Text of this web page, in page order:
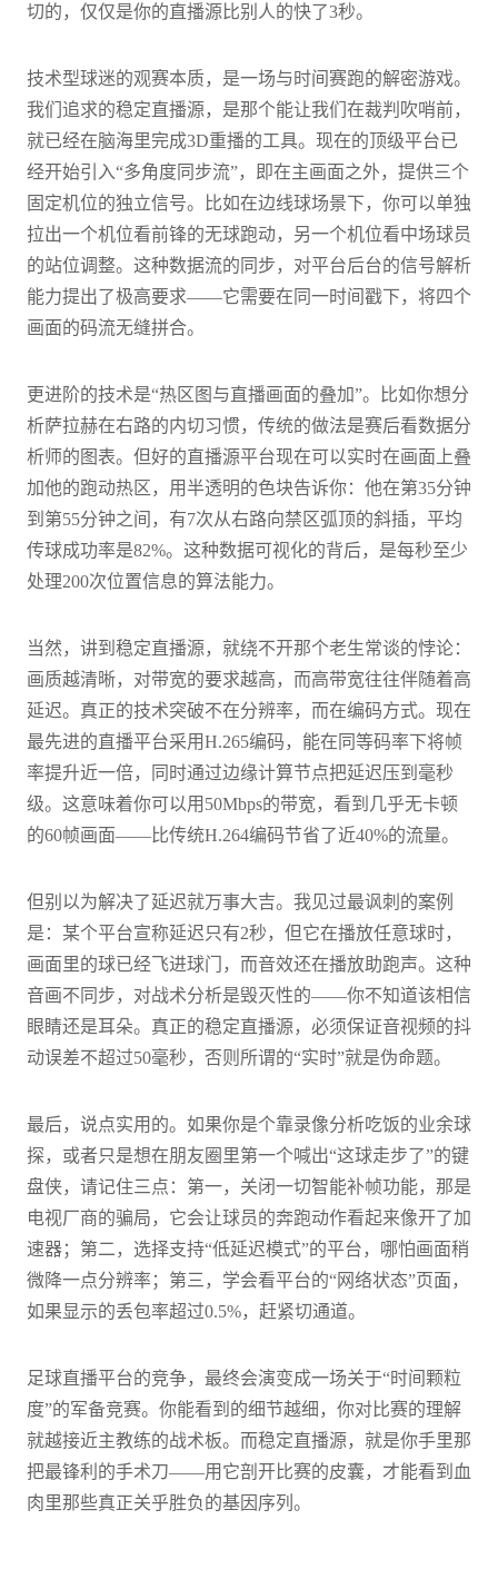
切的，仅仅是你的直播源比别人的快了3秒。
技术型球迷的观赛本质，是一场与时间赛跑的解密游戏。
我们追求的稳定直播源，是那个能让我们在裁判吹哨前，
就已经在脑海里完成3D重播的工具。现在的顶级平台已
经开始引入“多角度同步流”，即在主画面之外，提供三个
固定机位的独立信号。比如在边线球场景下，你可以单独
拉出一个机位看前锋的无球跑动，另一个机位看中场球员
的站位调整。这种数据流的同步，对平台后台的信号解析
能力提出了极高要求——它需要在同一时间戳下，将四个
画面的码流无缝拼合。
更进阶的技术是“热区图与直播画面的叠加”。比如你想分
析萨拉赫在右路的内切习惯，传统的做法是赛后看数据分
析师的图表。但好的直播源平台现在可以实时在画面上叠
加他的跑动热区，用半透明的色块告诉你：他在第35分钟
到第55分钟之间，有7次从右路向禁区弧顶的斜插，平均
传球成功率是82%。这种数据可视化的背后，是每秒至少
处理200次位置信息的算法能力。
当然，讲到稳定直播源，就绕不开那个老生常谈的悖论：
画质越清晰，对带宽的要求越高，而高带宽往往伴随着高
延迟。真正的技术突破不在分辨率，而在编码方式。现在
最先进的直播平台采用H.265编码，能在同等码率下将帧
率提升近一倍，同时通过边缘计算节点把延迟压到毫秒
级。这意味着你可以用50Mbps的带宽，看到几乎无卡顿
的60帧画面——比传统H.264编码节省了近40%的流量。
但别以为解决了延迟就万事大吉。我见过最讽刺的案例
是：某个平台宣称延迟只有2秒，但它在播放任意球时，
画面里的球已经飞进球门，而音效还在播放助跑声。这种
音画不同步，对战术分析是毁灭性的——你不知道该相信
眼睛还是耳朵。真正的稳定直播源，必须保证音视频的抖
动误差不超过50毫秒，否则所谓的“实时”就是伪命题。
最后，说点实用的。如果你是个靠录像分析吃饭的业余球
探，或者只是想在朋友圈里第一个喊出“这球走步了”的键
盘侠，请记住三点：第一，关闭一切智能补帧功能，那是
电视厂商的骗局，它会让球员的奔跑动作看起来像开了加
速器；第二，选择支持“低延迟模式”的平台，哪怕画面稍
微降一点分辨率；第三，学会看平台的“网络状态”页面，
如果显示的丢包率超过0.5%，赶紧切通道。
足球直播平台的竞争，最终会演变成一场关于“时间颗粒
度”的军备竞赛。你能看到的细节越细，你对比赛的理解
就越接近主教练的战术板。而稳定直播源，就是你手里那
把最锋利的手术刀——用它剖开比赛的皮囊，才能看到血
肉里那些真正关乎胜负的基因序列。